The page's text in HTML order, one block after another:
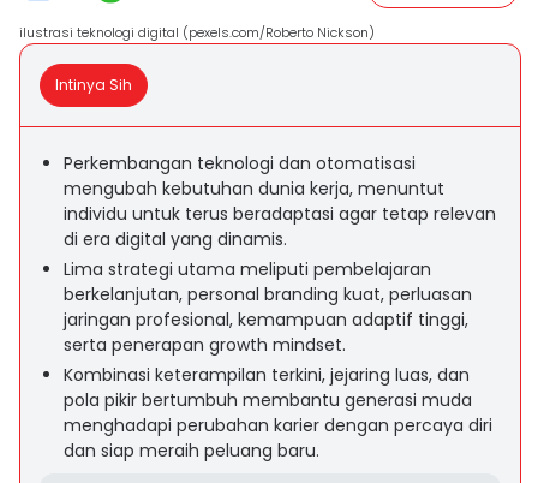
ilustrasi teknologi digital (pexels.com/Roberto Nickson)
Intinya Sih
Perkembangan teknologi dan otomatisasi
mengubah kebutuhan dunia kerja, menuntut
individu untuk terus beradaptasi agar tetap relevan
di era digital yang dinamis.
Lima strategi utama meliputi pembelajaran
berkelanjutan, personal branding kuat, perluasan
jaringan profesional, kemampuan adaptif tinggi,
serta penerapan growth mindset.
Kombinasi keterampilan terkini, jejaring luas, dan
pola pikir bertumbuh membantu generasi muda
menghadapi perubahan karier dengan percaya diri
dan siap meraih peluang baru.